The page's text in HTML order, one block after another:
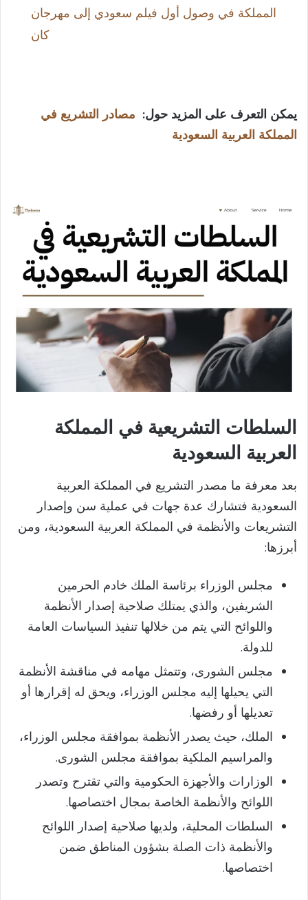
a
o
المملكة في وصول أول فيلم سعودي إلى مهرجان
كان
يمكن التعرف على المزيد حول: مصادر التشريع في
المملكة العربية السعو​دية
السلطات التشريعية في المملكة
العربية السعودية
بعد معرفة ما مصدر التشريع في المملكة العربية
السعودية فتشارك عدة جهات في عملية سن وإصدار
التشريعات والأنظمة في المملكة العربية السعودية، ومن
أبرزها:
مجلس الوزراء برئاسة الملك خادم الحرمين
الشريفين، والذي يمتلك صلاحية إصدار الأنظمة
واللوائح التي يتم من خلالها تنفيذ السياسات العامة
للدولة.
مجلس الشورى، وتتمثل مهامه في مناقشة الأنظمة
التي يحيلها إليه مجلس الوزراء، ويحق له إقرارها أو
تعديلها أو رفضها.
الملك، حيث يصدر الأنظمة بموافقة مجلس الوزراء،
والمراسيم الملكية بموافقة مجلس الشورى.
الوزارات والأجهزة الحكومية والتي تقترح وتصدر
اللوائح والأنظمة الخاصة بمجال اختصاصها.
السلطات المحلية، ولديها صلاحية إصدار اللوائح
والأنظمة ذات الصلة بشؤون المناطق ضمن
اختصاصها.